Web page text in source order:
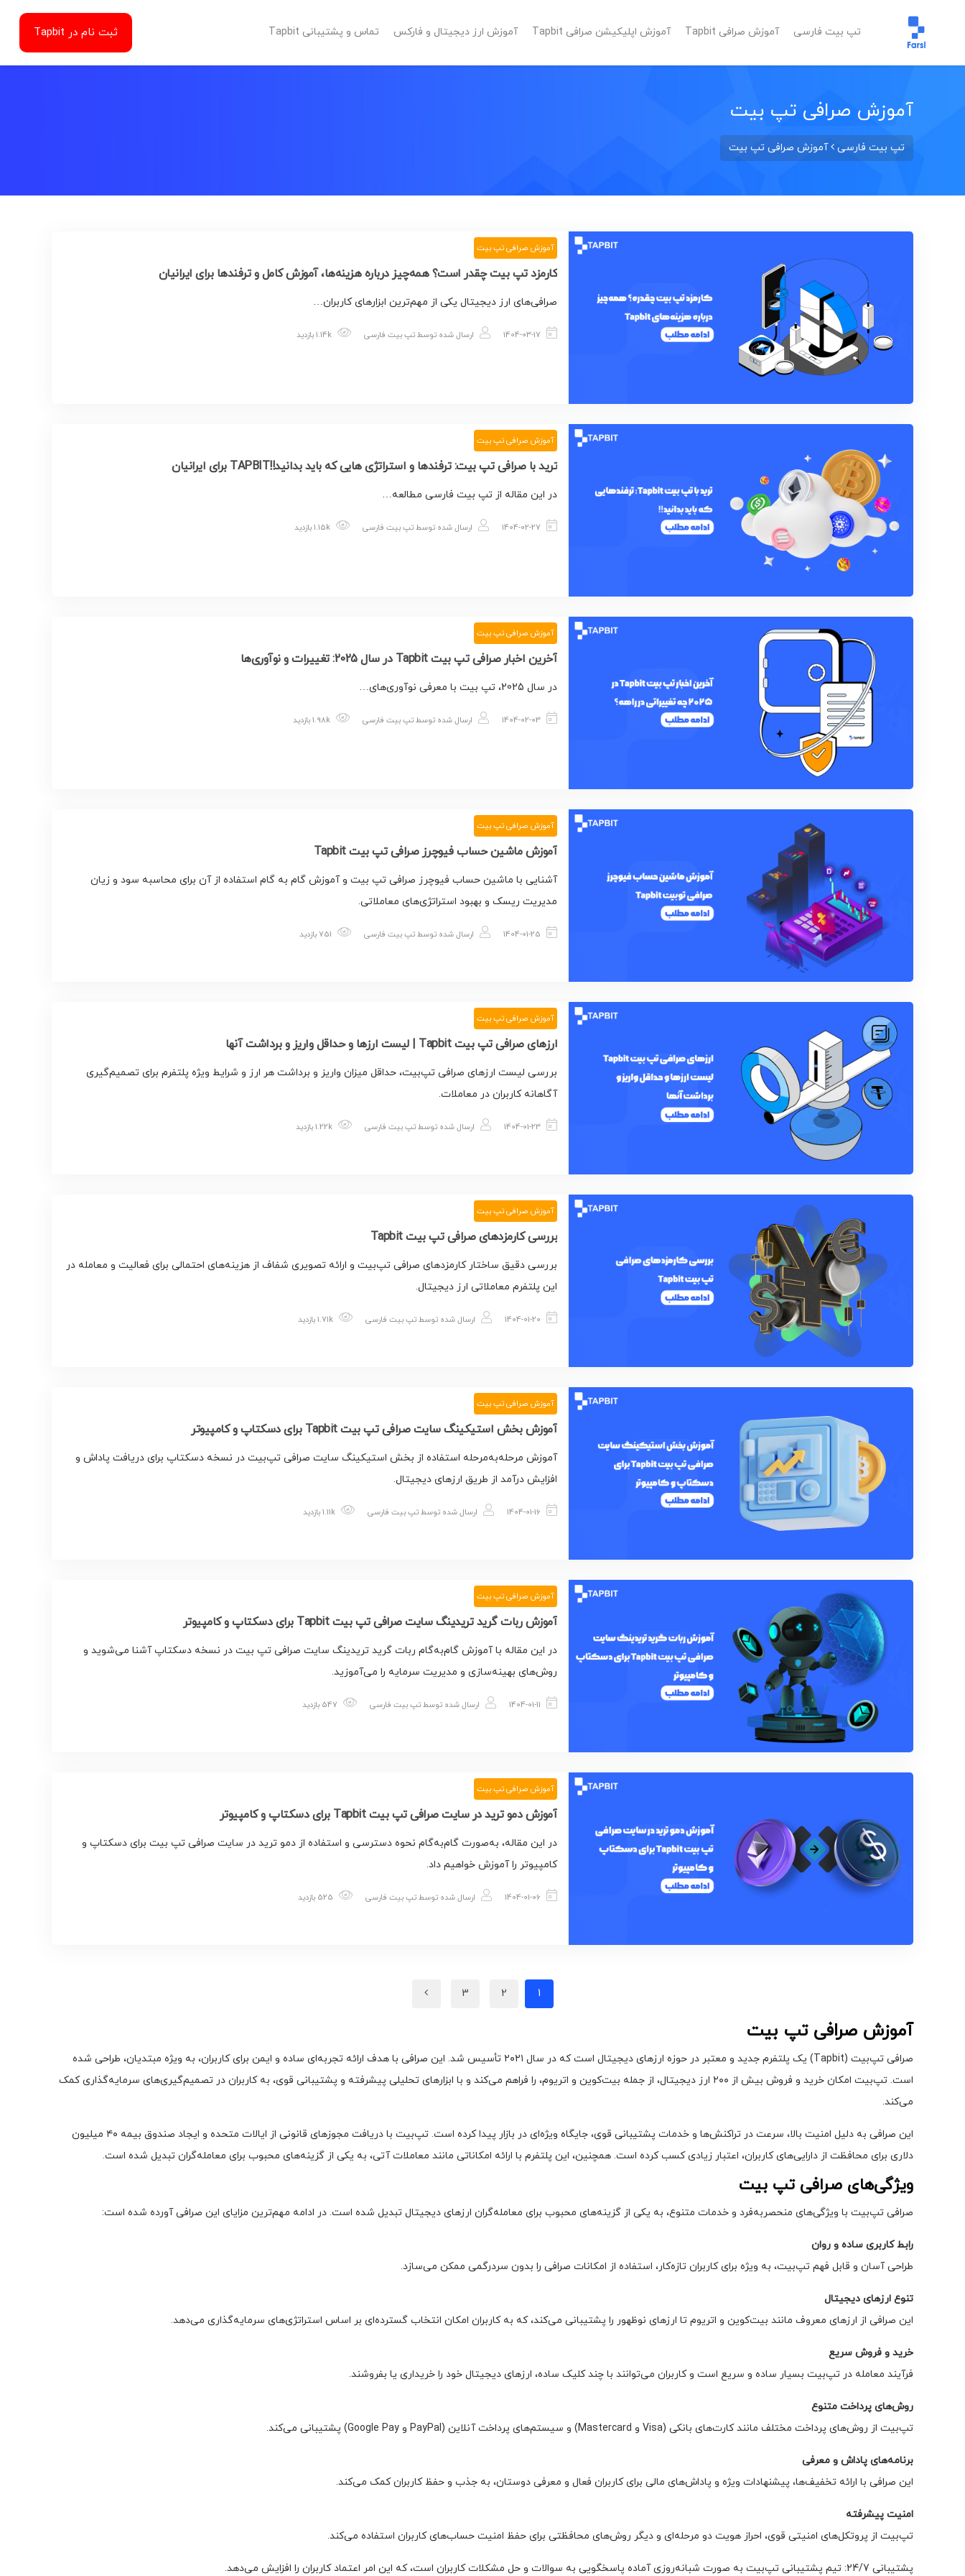
تپ بیت فارسی آموزش صرافی Tapbit آموزش اپلیکیشن صرافی Tapbit آموزش ارز دیجیتال و فارکس تماس و پشتیبانی Tapbit ثبت نام در Tapbit
آموزش صرافی تپ بیت
تپ بیت فارسی آموزش صرافی تپ بیت
آموزش صرافی تپ بیت
کارمزد تپ بیت چقدر است؟ همه‌چیز درباره هزینه‌ها، آموزش کامل و ترفندها برای ایرانیان
صرافی‌های ارز دیجیتال یکی از مهم‌ترین ابزارهای کاربران…
1404-03-17 ارسال شده توسطتپ بیت فارسی
آموزش صرافی تپ بیت
ترید با صرافی تپ بیت: ترفندها و استراتژی هایی که باید بدانید!!TAPBIT برای ایرانیان
در این مقاله از تپ بیت فارسی مطالعه…
1404-02-27 ارسال شده توسطتپ بیت فارسی
آموزش صرافی تپ بیت
آخرین اخبار صرافی تپ بیت Tapbit در سال 2025: تغییرات و نوآوری‌ها
در سال 2025، تپ بیت با معرفی نوآوری‌های…
1404-02-03 ارسال شده توسطتپ بیت فارسی
آموزش صرافی تپ بیت
آموزش ماشین حساب فیوچرز صرافی تپ بیت Tapbit
آشنایی با ماشین حساب فیوچرز صرافی تپ بیت و آموزش گام به گام استفاده از آن برای محاسبه سود و زیان
مدیریت ریسک و بهبود استراتژی‌های معاملاتی.
1404-01-25 ارسال شده توسطتپ بیت فارسی
آموزش صرافی تپ بیت
ارزهای صرافی تپ بیت Tapbit | لیست ارزها و حداقل واریز و برداشت آنها
بررسی لیست ارزهای صرافی تپ‌بیت، حداقل میزان واریز و برداشت هر ارز و شرایط ویژه پلتفرم برای تصمیم‌گیری
آگاهانه کاربران در معاملات.
1404-01-23 ارسال شده توسطتپ بیت فارسی
آموزش صرافی تپ بیت
بررسی کارمزدهای صرافی تپ بیت Tapbit
بررسی دقیق ساختار کارمزدهای صرافی تپ‌بیت و ارائه تصویری شفاف از هزینه‌های احتمالی برای فعالیت و معامله در
این پلتفرم معاملاتی ارز دیجیتال.
1404-01-20 ارسال شده توسطتپ بیت فارسی
آموزش صرافی تپ بیت
آموزش بخش استیکینگ سایت صرافی تپ بیت Tapbit برای دسکتاپ و کامپیوتر
آموزش مرحله‌به‌مرحله استفاده از بخش استیکینگ سایت صرافی تپ‌بیت در نسخه دسکتاپ برای دریافت پاداش و
افزایش درآمد از طریق ارزهای دیجیتال.
1404-01-16 ارسال شده توسطتپ بیت فارسی
آموزش صرافی تپ بیت
آموزش ربات گرید تریدینگ سایت صرافی تپ بیت Tapbit برای دسکتاپ و کامپیوتر
در این مقاله با آموزش گام‌به‌گام ربات گرید تریدینگ سایت صرافی تپ بیت در نسخه دسکتاپ آشنا می‌شوید و
روش‌های بهینه‌سازی و مدیریت سرمایه را می‌آموزید.
1404-01-11 ارسال شده توسطتپ بیت فارسی
آموزش صرافی تپ بیت
آموزش دمو ترید در سایت صرافی تپ بیت Tapbit برای دسکتاپ و کامپیوتر
در این مقاله، به‌صورت گام‌به‌گام نحوه دسترسی و استفاده از دمو ترید در سایت صرافی تپ بیت برای دسکتاپ و
کامپیوتر را آموزش خواهیم داد.
1404-01-06 ارسال شده توسطتپ بیت فارسی
1
2
3
آموزش صرافی تپ بیت
صرافی تپ‌بیت (Tapbit) یک پلتفرم جدید و معتبر در حوزه ارزهای دیجیتال است که در سال ۲۰۲۱ تأسیس شد. این صرافی با هدف ارائه تجربه‌ای ساده و ایمن برای کاربران، به ویژه مبتدیان، طراحی شده
است. تپ‌بیت امکان خرید و فروش بیش از ۲۰۰ ارز دیجیتال، از جمله بیت‌کوین و اتریوم، را فراهم می‌کند و با ابزارهای تحلیلی پیشرفته و پشتیبانی قوی، به کاربران در تصمیم‌گیری‌های سرمایه‌گذاری کمک
می‌کند.
این صرافی به دلیل امنیت بالا، سرعت در تراکنش‌ها و خدمات پشتیبانی قوی، جایگاه ویژه‌ای در بازار پیدا کرده است. تپ‌بیت با دریافت مجوزهای قانونی از ایالات متحده و ایجاد صندوق بیمه ۴۰ میلیون
دلاری برای محافظت از دارایی‌های کاربران، اعتبار زیادی کسب کرده است. همچنین، این پلتفرم با ارائه امکاناتی مانند معاملات آتی، به یکی از گزینه‌های محبوب برای معامله‌گران تبدیل شده است.
ویژگی‌های صرافی تپ بیت
صرافی تپ‌بیت با ویژگی‌های منحصربه‌فرد و خدمات متنوع، به یکی از گزینه‌های محبوب برای معامله‌گران ارزهای دیجیتال تبدیل شده است. در ادامه مهم‌ترین مزایای این صرافی آورده شده است:
رابط کاربری ساده و روان
طراحی آسان و قابل فهم تپ‌بیت، به ویژه برای کاربران تازه‌کار، استفاده از امکانات صرافی را بدون سردرگمی ممکن می‌سازد.
تنوع ارزهای دیجیتال
این صرافی از ارزهای معروف مانند بیت‌کوین و اتریوم تا ارزهای نوظهور را پشتیبانی می‌کند، که به کاربران امکان انتخاب گسترده‌ای بر اساس استراتژی‌های سرمایه‌گذاری می‌دهد.
خرید و فروش سریع
فرآیند معامله در تپ‌بیت بسیار ساده و سریع است و کاربران می‌توانند با چند کلیک ساده، ارزهای دیجیتال خود را خریداری یا بفروشند.
روش‌های پرداخت متنوع
تپ‌بیت از روش‌های پرداخت مختلف مانند کارت‌های بانکی (Visa و Mastercard) و سیستم‌های پرداخت آنلاین (PayPal و Google Pay) پشتیبانی می‌کند.
برنامه‌های پاداش و معرفی
این صرافی با ارائه تخفیف‌ها، پیشنهادات ویژه و پاداش‌های مالی برای کاربران فعال و معرفی دوستان، به جذب و حفظ کاربران کمک می‌کند.
امنیت پیشرفته
تپ‌بیت از پروتکل‌های امنیتی قوی، احراز هویت دو مرحله‌ای و دیگر روش‌های محافظتی برای حفظ امنیت حساب‌های کاربران استفاده می‌کند.
پشتیبانی 24/7: تیم پشتیبانی تپ‌بیت به صورت شبانه‌روزی آماده پاسخگویی به سوالات و حل مشکلات کاربران است، که این امر اعتماد کاربران را افزایش می‌دهد.